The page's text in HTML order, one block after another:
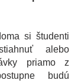
si študenti
alebo
priamo z
budú